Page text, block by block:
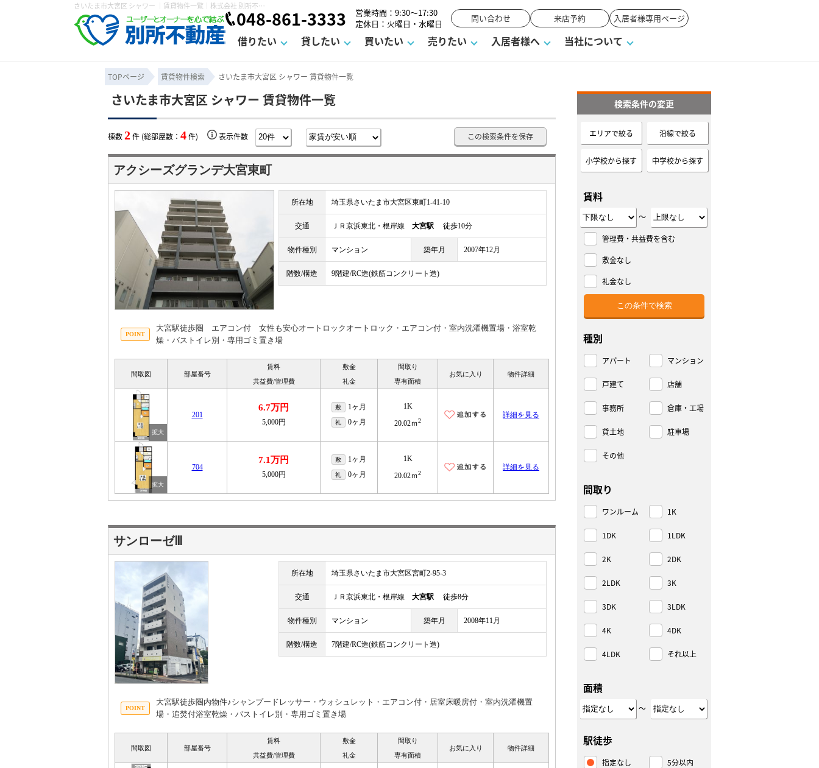
さいたま市大宮区 シャワー ｜賃貸物件一覧｜株式会社 別所不動産
048-861-3333
営業時間：9:30～17:30
定休日：火曜日・水曜日
問い合わせ 来店予約 入居者様専用ページ
借りたい
条件から探す 学区から探す 町名から探す 駐車場を探す お気に入り一覧 物件閲覧履歴
保存した検索条件 賃貸契約までの流れ よくある質問 不動産用語・賃貸用語集
貸したい
賃貸管理について 賃貸経営塾 賃貸Q&A 空室対策 業界ニュース
オーナー座談会 賃貸法律相談室
買いたい
売買物件一覧 購入時の諸費用 購入までの流れ よくある質問 マンションVS戸建て 賃貸vs持ち家
売りたい
不動産売却について 住み替え 借地底地 相続 仲介手数料について
媒介契約の種類 諸費用 仲介と買取の違い 必要な書類 売却の流れ 高く売るポイント
よくある質問
入居者様へ
入居者様専用ページ 退去申請フォーム 駐車場解約フォーム
当社について
会社概要 スタッフ紹介 お知らせ お客様の声 街紹介 お問い合わせ 来店予約
個人情報の取り扱い カスタマーハラスメントに対する基本方針
TOPページ 賃貸物件検索 さいたま市大宮区 シャワー 賃貸物件一覧
さいたま市大宮区 シャワー 賃貸物件一覧
棟数2件 (総部屋数： 4件) 表示件数 この検索条件を保存
アクシーズグランデ大宮東町
所在地 埼玉県さいたま市大宮区東町1-41-10
交通 ＪＲ京浜東北・根岸線 大宮駅 徒歩10分
物件種別 マンション 築年月 2007年12月
階数/構造 9階建/RC造(鉄筋コンクリート造)
大宮駅徒歩圏 エアコン付 女性も安心オートロックオートロック・エアコン付・室内洗濯機置場・浴室乾
燥・バストイレ別・専用ゴミ置き場
間取図 部屋番号
賃料
共益費/管理費
敷金
礼金
間取り
専有面積
お気に入り 物件詳細
201
6.7万円
5,000円
敷 1ヶ月
礼 0ヶ月
1K
20.02ｍ2
詳細を見る
704
7.1万円
5,000円
敷 1ヶ月
礼 0ヶ月
1K
20.02ｍ2
詳細を見る
サンローゼⅢ
所在地 埼玉県さいたま市大宮区宮町2-95-3
交通 ＪＲ京浜東北・根岸線 大宮駅 徒歩8分
物件種別 マンション 築年月 2008年11月
階数/構造 7階建/RC造(鉄筋コンクリート造)
大宮駅徒歩圏内物件♪シャンプードレッサー・ウォシュレット・エアコン付・居室床暖房付・室内洗濯機置
場・追焚付浴室乾燥・バストイレ別・専用ゴミ置き場
間取図 部屋番号
賃料
共益費/管理費
敷金
礼金
間取り
専有面積
お気に入り 物件詳細
検索条件の変更
エリアで絞る 沿線で絞る
小学校から探す 中学校から探す
賃料
～
管理費・共益費を含む
敷金なし
礼金なし
種別
アパート マンション
戸建て 店舗
事務所 倉庫・工場
貸土地 駐車場
その他
間取り
ワンルーム 1K
1DK 1LDK
2K 2DK
2LDK 3K
3DK 3LDK
4K 4DK
4LDK それ以上
面積
～
駅徒歩
指定なし 5分以内